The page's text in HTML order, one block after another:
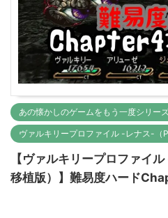
あの懐かしのゲームをもう一度シリー
ヴァルキリープロファイル -レナス-（
【ヴァルキリープロファイ
移植版）】難易度ハード